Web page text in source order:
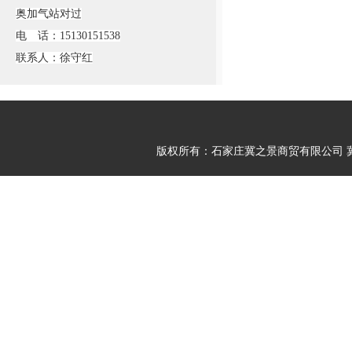
奥加气站对过
电 话：15130151538
联系人：徐守红
版权所有：石家庄冀之景商贸有限公司